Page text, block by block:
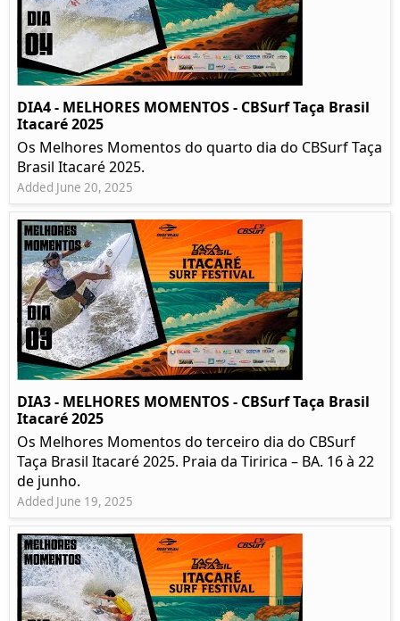
DIA4 - MELHORES MOMENTOS - CBSurf Taça Brasil
Itacaré 2025
Os Melhores Momentos do quarto dia do CBSurf Taça
Brasil Itacaré 2025.
Added June 20, 2025
DIA3 - MELHORES MOMENTOS - CBSurf Taça Brasil
Itacaré 2025
Os Melhores Momentos do terceiro dia do CBSurf
Taça Brasil Itacaré 2025. Praia da Tiririca – BA. 16 à 22
de junho.
Added June 19, 2025